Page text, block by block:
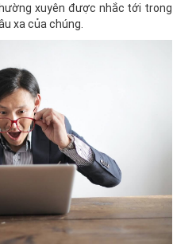
xuyên được nhắc tới trong
xa của chúng.